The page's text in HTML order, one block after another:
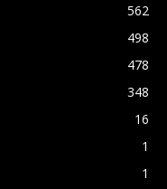
562
498
478
348
16
1
1